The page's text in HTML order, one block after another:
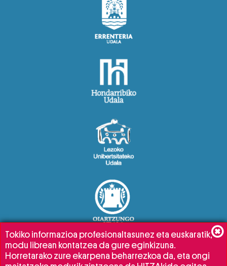
Tokiko informazioa profesionaltasunez eta euskaratik,
modu librean kontatzea da gure eginkizuna.
Horretarako zure ekarpena beharrezkoa da, eta ongi